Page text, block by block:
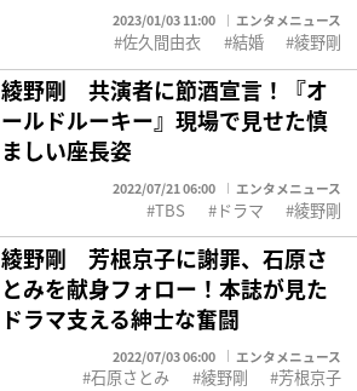
2023/01/03 11:00 エンタメニュース
佐久間由衣 結婚 綾野剛
綾野剛 共演者に節酒宣言！『オ
ールドルーキー』現場で見せた慎
ましい座長姿
2022/07/21 06:00 エンタメニュース
TBS ドラマ 綾野剛
綾野剛 芳根京子に謝罪、石原さ
とみを献身フォロー！本誌が見た
ドラマ支える紳士な奮闘
2022/07/03 06:00 エンタメニュース
石原さとみ 綾野剛 芳根京子